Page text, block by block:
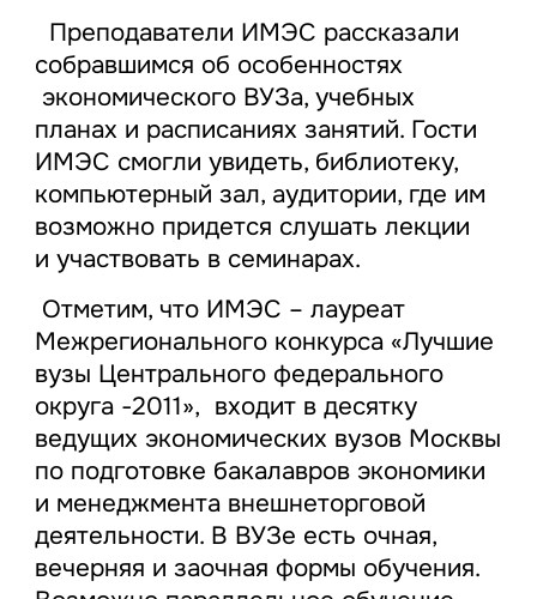
Преподаватели ИМЭС рассказали
собравшимся об особенностях
экономического ВУЗа, учебных
планах и расписаниях занятий. Гости
ИМЭС смогли увидеть, библиотеку,
компьютерный зал, аудитории, где им
возможно придется слушать лекции
и участвовать в семинарах.
Отметим, что ИМЭС – лауреат
Межрегионального конкурса «Лучшие
вузы Центрального федерального
округа -2011», входит в десятку
ведущих экономических вузов Москвы
по подготовке бакалавров экономики
и менеджмента внешнеторговой
деятельности. В ВУЗе есть очная,
вечерняя и заочная формы обучения.